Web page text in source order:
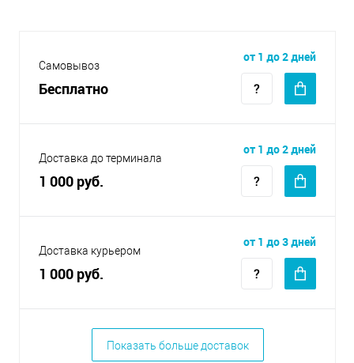
Самовывоз
Бесплатно
от 1 до 2 дней
Доставка до терминала
1 000 руб.
от 1 до 2 дней
Доставка курьером
1 000 руб.
от 1 до 3 дней
Показать больше доставок